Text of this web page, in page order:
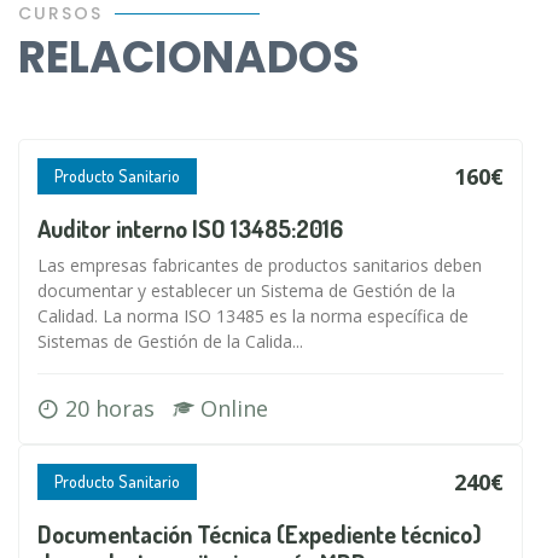
CURSOS
RELACIONADOS
Producto Sanitario 160€
Auditor interno ISO 13485:2016
Las empresas fabricantes de productos sanitarios deben
documentar y establecer un Sistema de Gestión de la
Calidad. La norma ISO 13485 es la norma específica de
Sistemas de Gestión de la Calida...
20 horas Online
Producto Sanitario 240€
Documentación Técnica (Expediente técnico)